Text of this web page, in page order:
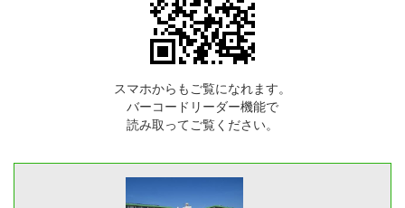
スマホからもご覧になれます。
バーコードリーダー機能で
読み取ってご覧ください。